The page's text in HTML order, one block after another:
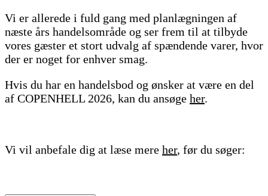
Vi er allerede i fuld gang med planlægningen af
næste års handelsområde og ser frem til at tilbyde
vores gæster et stort udvalg af spændende varer, hvor
der er noget for enhver smag.
Hvis du har en handelsbod og ønsker at være en del
af COPENHELL 2026, kan du ansøge her.
Vi vil anbefale dig at læse mere her, før du søger: